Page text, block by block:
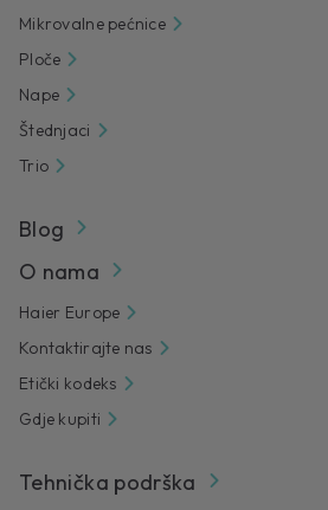
Mikrovalne pećnice
Ploče
Nape
Štednjaci
Trio
Blog
O nama
Haier Europe
Kontaktirajte nas
Etički kodeks
Gdje kupiti
Tehnička podrška